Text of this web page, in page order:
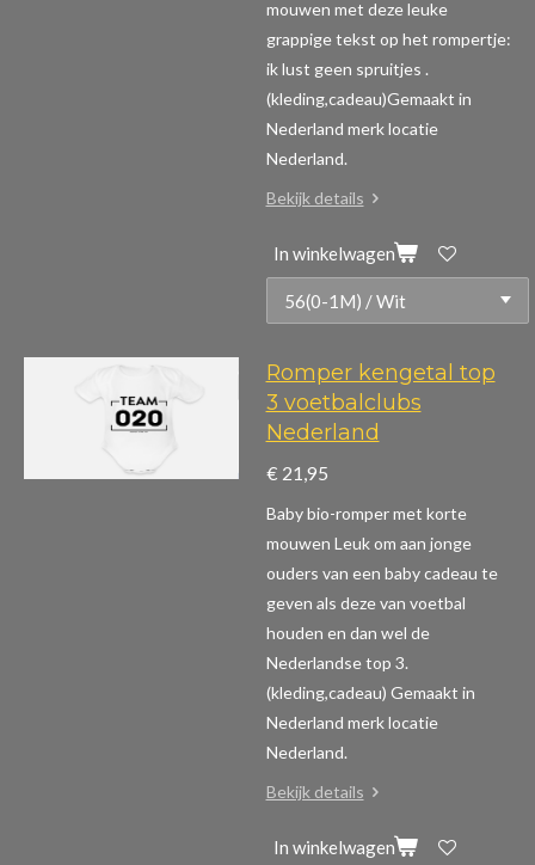
mouwen met deze leuke
grappige tekst op het rompertje:
ik lust geen spruitjes .
(kleding,cadeau)Gemaakt in
Nederland merk locatie
Nederland.
Bekijk details
In winkelwagen
Romper kengetal top
3 voetbalclubs
Nederland
€ 21,95
Baby bio-romper met korte
mouwen Leuk om aan jonge
ouders van een baby cadeau te
geven als deze van voetbal
houden en dan wel de
Nederlandse top 3.
(kleding,cadeau) Gemaakt in
Nederland merk locatie
Nederland.
Bekijk details
In winkelwagen